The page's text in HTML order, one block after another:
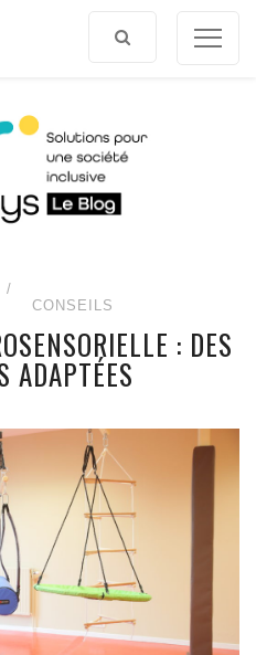
/
CONSEILS
: DES
ADAPTÉES